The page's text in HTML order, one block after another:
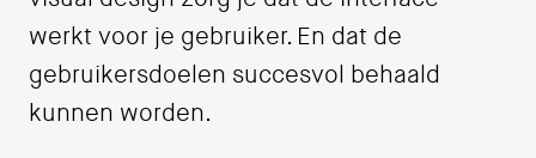
werkt voor je gebruiker. En dat de
gebruikersdoelen succesvol behaald
kunnen worden.